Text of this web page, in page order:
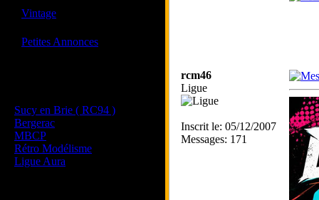
Vintage
Petites Annonces
Sucy en Brie ( RC94 )
Bergerac
MBCP
Rétro Modélisme
Ligue Aura
rcm46
Ligue
Inscrit le: 05/12/2007
Messages: 171